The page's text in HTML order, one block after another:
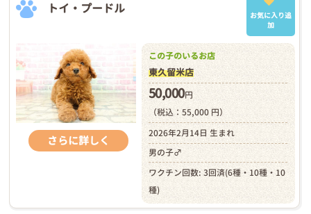
トイ・プードル
お気に入り追
加
さらに詳しく
この子のいるお店
東久留米店
50,000円
（税込：55,000 円）
2026年2月14日 生まれ
男の子♂
ワクチン回数: 3回済(6種・10種・10
種)